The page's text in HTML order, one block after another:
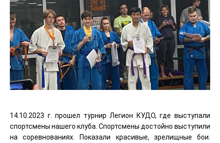
14.10.2023 г. прошел турнир Легион КУДО, где выступали
спортсмены нашего клуба. Спортсмены достойно выступили
на соревнованиях. Показали красивые, зрелищные бои.